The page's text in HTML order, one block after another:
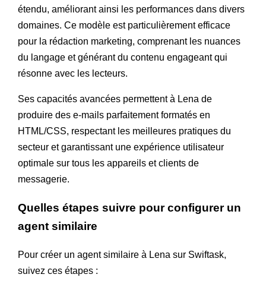
étendu, améliorant ainsi les performances dans divers
domaines. Ce modèle est particulièrement efficace
pour la rédaction marketing, comprenant les nuances
du langage et générant du contenu engageant qui
résonne avec les lecteurs.
Ses capacités avancées permettent à Lena de
produire des e-mails parfaitement formatés en
HTML/CSS, respectant les meilleures pratiques du
secteur et garantissant une expérience utilisateur
optimale sur tous les appareils et clients de
messagerie.
Quelles étapes suivre pour configurer un
agent similaire
Pour créer un agent similaire à Lena sur Swiftask,
suivez ces étapes :